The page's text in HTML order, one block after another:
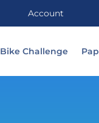
Account
Bike Challenge